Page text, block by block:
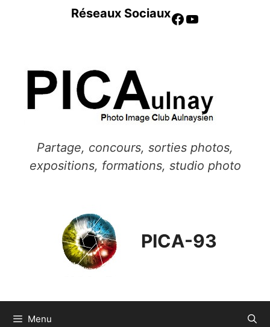
Réseaux SociauxFacebook
YouTube
Partage, concours, sorties photos,
expositions, formations, studio photo
PICA-93
Menu